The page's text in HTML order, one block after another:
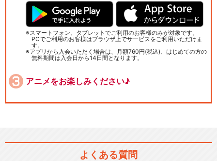
スマートフォン、タブレットでご利用のお客様のみが対象です。
PCでご利用のお客様はブラウザ上でサービスをご利用いただけま
す。
アプリから入会いただく場合は、月額760円(税込)、はじめての方の
無料期間は入会日から14日間となります。
アニメをお楽しみください♪
よくある質問